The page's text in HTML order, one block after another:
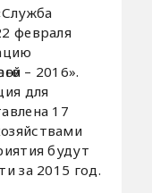
февраля
– 2016».
для
17
будут
за 2015 год.